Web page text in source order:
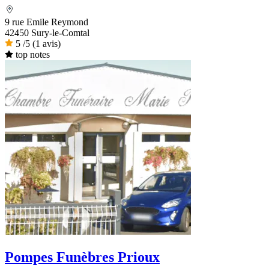
9 rue Emile Reymond
42450 Sury-le-Comtal
5 /5 (1 avis)
top notes
Pompes Funèbres Prioux